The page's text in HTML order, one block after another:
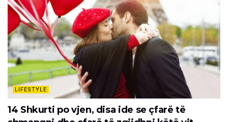
LIFESTYLE
14 Shkurti po vjen, disa ide se çfarë të